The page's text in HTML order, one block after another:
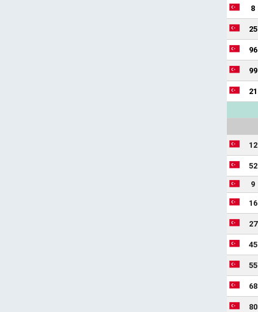
8
25
96
99
21
12
52
9
16
27
45
55
68
80